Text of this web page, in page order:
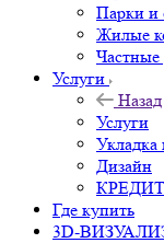
Парки и
Жилые
Частные
Услуги
Назад
Услуги
Дизайн
Где купить
3D-